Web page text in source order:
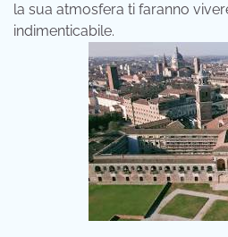
la sua atmosfera ti faranno
indimenticabile.